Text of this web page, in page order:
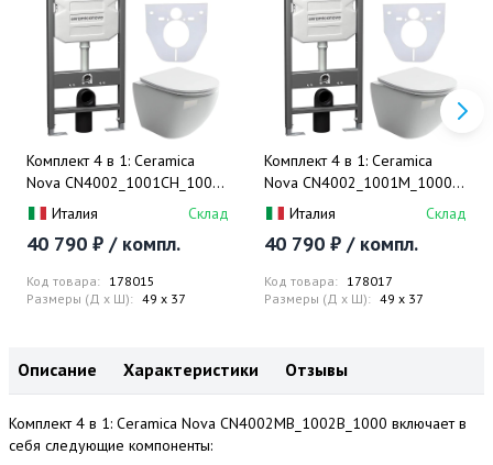
Комплект 4 в 1: Ceramica
Nova CN4002_1001CH_1000
Унитаз подвесной Metropol
Envision + Шумоизоляция +
Италия Склад
40 790 ₽ / компл.
Код товара: 178015
Размеры (Д x Ш): 49 x 37
Комплект 4 в 1: Ceramica
Nova CN4002_1001M_1000
Унитаз подвесной Metropol
Envision + Шумоизоляция +
мат)
Италия Склад
40 790 ₽ / компл.
Код товара: 178017
Размеры (Д x Ш): 49 x 37
Описание Характеристики Отзывы
Комплект 4 в 1: Ceramica Nova CN4002MB_1002B_1000 включает в
себя следующие компоненты: